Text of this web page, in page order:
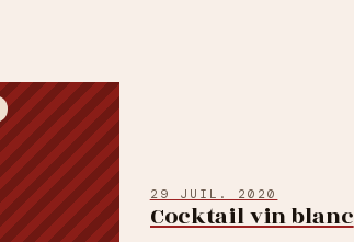
29 JUIL. 2020
Cocktail vin blanc